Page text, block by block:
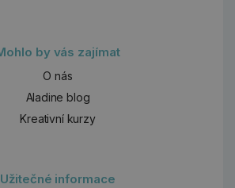
by vás zajímat
O nás
Aladine blog
Kreativní kurzy
Užitečné informace